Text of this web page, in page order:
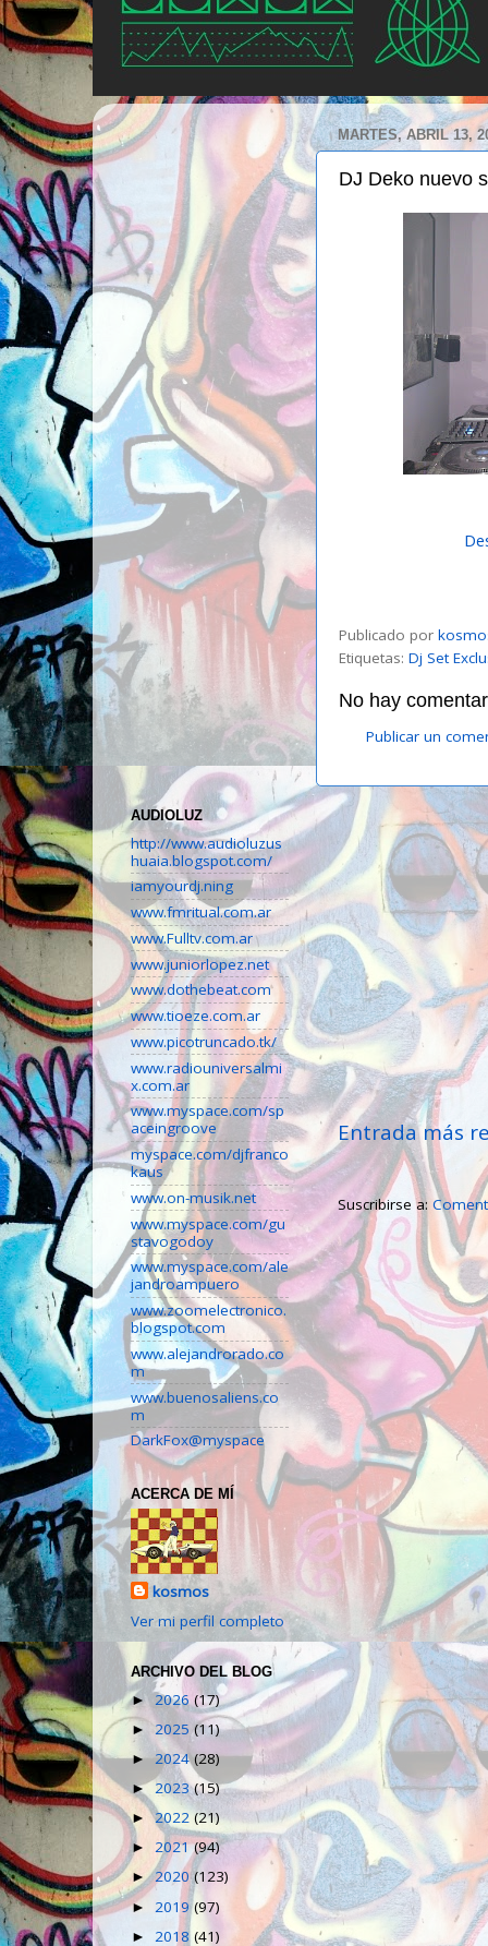
MARTES, ABRIL 13,
DJ Deko nuevo
Publicado por
Etiquetas: Dj Set
No hay
Publicar un
Entrada más
Suscribirse a:
AUDIOLUZ
http://www.audioluzus
huaia.blogspot.com/
iamyourdj.ning
www.fmritual.com.ar
www.Fulltv.com.ar
www.juniorlopez.net
www.dothebeat.com
www.tioeze.com.ar
www.picotruncado.tk/
www.radiouniversalmi
x.com.ar
www.myspace.com/sp
aceingroove
myspace.com/djfranco
kaus
www.on-musik.net
www.myspace.com/gu
stavogodoy
www.myspace.com/ale
jandroampuero
www.zoomelectronico.
blogspot.com
www.alejandrorado.co
m
www.buenosaliens.co
m
DarkFox@myspace
ACERCA DE MÍ
kosmos
Ver mi perfil completo
ARCHIVO DEL BLOG
► 2026(17)
► 2025(11)
► 2024(28)
► 2023(15)
►2022(21)
► 2021(94)
►2020(123)
► 2019(97)
► 2018 (41)